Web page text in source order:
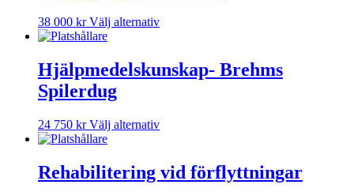
38 000 kr Välj alternativ
Hjälpmedelskunskap- Brehms
Spilerdug
24 750 kr Välj alternativ
Rehabilitering vid förflyttningar